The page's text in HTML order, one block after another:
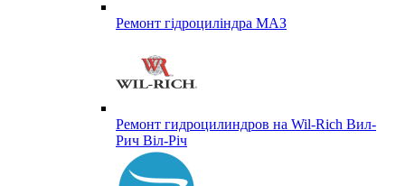
Ремонт гідроциліндра МАЗ
Ремонт гидроцилиндров на Wil-Rich Вил-
Рич Віл-Річ